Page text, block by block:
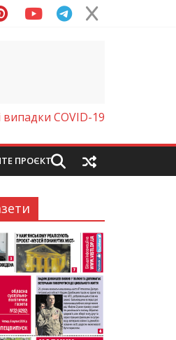
COVID-19
ПРОЄКТ